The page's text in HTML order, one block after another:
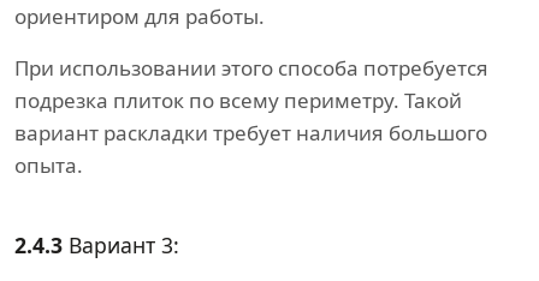
ориентиром для работы.
При использовании этого способа потребуется
подрезка плиток по всему периметру. Такой
вариант раскладки требует наличия большого
опыта.
2.4.3 Вариант 3: